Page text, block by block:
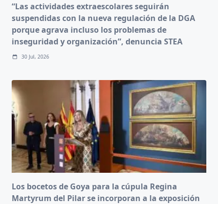
“Las actividades extraescolares seguirán
suspendidas con la nueva regulación de la DGA
porque agrava incluso los problemas de
inseguridad y organización”, denuncia STEA
30 Jul, 2026
Los bocetos de Goya para la cúpula Regina
Martyrum del Pilar se incorporan a la exposición